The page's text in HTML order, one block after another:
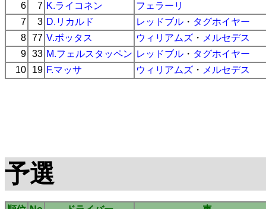
6
7 K.ライコネン
フェラーリ
7
3 D.リカルド レッドブル ・ タグホイヤー
8 77 V.ボッタス ウィリアムズ ・ メルセデス
9 33 M.フェルスタッペン レッドブル ・ タグホイヤー
10
19 F.マッサ ウィリアムズ ・ メルセデス
予選